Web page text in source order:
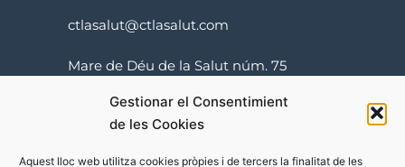
Gestionar el Consentimient
de les Cookies
Aquest lloc web utilitza cookies pròpies i de tercers la finalitat de les
ctlasalut@ctlasalut.com
Mare de Déu de la Salut núm. 75